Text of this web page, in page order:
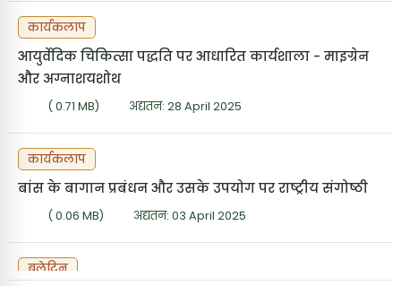
कार्यकलाप
आयुर्वेदिक चिकित्सा पद्धति पर आधारित कार्यशाला - माइग्रेन
और अग्नाशयशोथ
( 0.71 MB) अद्यतन: 28 April 2025
कार्यकलाप
बांस के बागान प्रबंधन और उसके उपयोग पर राष्ट्रीय संगोष्ठी
( 0.06 MB) अद्यतन: 03 April 2025
बुलेटिन